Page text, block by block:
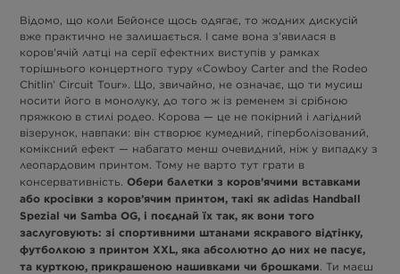
Відомо, що коли Бейонсе щось одягає, то жодних дискусій
вже практично не залишається. І саме вона з’явилася в
коров’ячій латці на серії ефектних виступів у рамках
торішнього концертного туру «Cowboy Carter and the Rodeo
Chitlin’ Circuit Tour». Що, звичайно, не означає, що ти мусиш
носити його в монолуку, до того ж із ременем зі срібною
пряжкою в стилі родео. Корова — це не покірний і лагідний
візерунок, навпаки: він створює кумедний, гіперболізований,
коміксний ефект — набагато менш очевидний, ніж у випадку з
леопардовим принтом. Тому не варто тут грати в
консервативність. Обери балетки з коров’ячими вставками
або кросівки з коров’ячим принтом, такі як adidas Handball
Spezial чи Samba OG, і поєднай їх так, як вони того
заслуговують: зі спортивними штанами яскравого відтінку,
футболкою з принтом XXL, яка абсолютно до них не пасує,
та курткою, прикрашеною нашивками чи брошками. Ти маєш